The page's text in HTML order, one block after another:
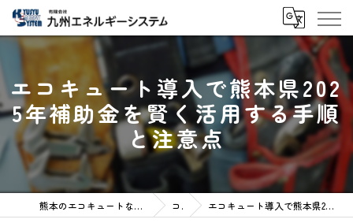
エコキュート導入で熊本県202
5年補助金を賢く活用する手順
と注意点
熊本のエコキュートなら有限会社九州エネルギーシステム コラム エコキュート導入で熊本県2025年補助金を賢く活用する手順と注意点